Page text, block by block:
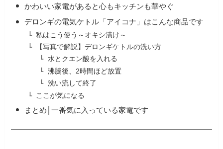
かわいい家電があると心もキッチンも華やぐ
デロンギの電気ケトル「アイコナ」はこんな商品です
私はこう使う～オキシ漬け～
【写真で解説】デロンギケトルの洗い方
水とクエン酸を入れる
沸騰後、2時間ほど放置
洗い流して終了
ここが気になる
まとめ│一番気に入っている家電です